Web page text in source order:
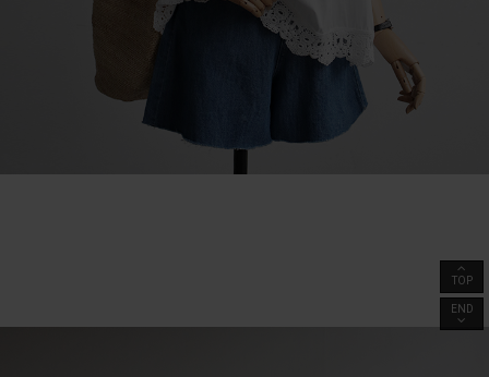
TOP
END